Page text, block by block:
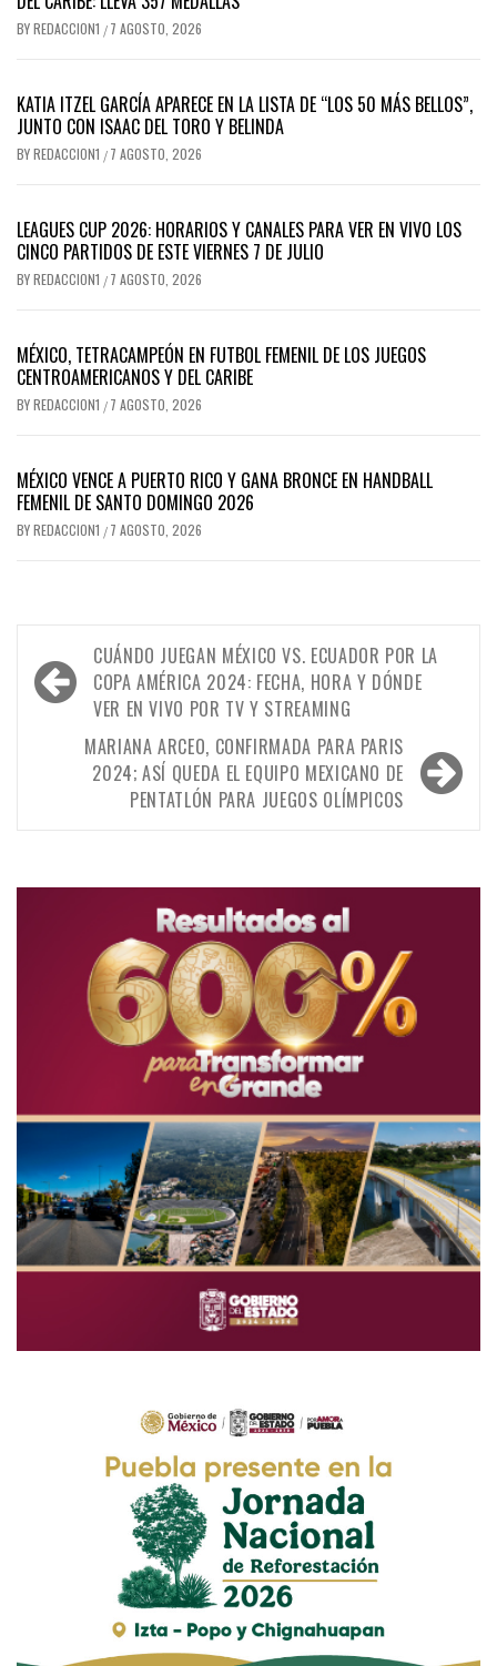
BYREDACCION1 / 7 AGOSTO, 2026
KATIA ITZEL GARCÍA APARECE EN LA LISTA DE “LOS 50 MÁS BELLOS”,
JUNTO CON ISAAC DEL TORO Y BELINDA
BYREDACCION1 / 7 AGOSTO, 2026
LEAGUES CUP 2026: HORARIOS Y CANALES PARA VER EN VIVO LOS
CINCO PARTIDOS DE ESTE VIERNES 7 DE JULIO
BYREDACCION1 / 7 AGOSTO, 2026
MÉXICO, TETRACAMPEÓN EN FUTBOL FEMENIL DE LOS JUEGOS
CENTROAMERICANOS Y DEL CARIBE
BYREDACCION1 / 7 AGOSTO, 2026
MÉXICO VENCE A PUERTO RICO Y GANA BRONCE EN HANDBALL
FEMENIL DE SANTO DOMINGO 2026
BYREDACCION1 / 7 AGOSTO, 2026
Navegación
de
entradas
CUÁNDO JUEGAN MÉXICO VS. ECUADOR POR LA
COPA AMÉRICA 2024: FECHA, HORA Y DÓNDE
VER EN VIVO POR TV Y STREAMING
MARIANA ARCEO, CONFIRMADA PARA PARIS
2024; ASÍ QUEDA EL EQUIPO MEXICANO DE
PENTATLÓN PARA JUEGOS OLÍMPICOS